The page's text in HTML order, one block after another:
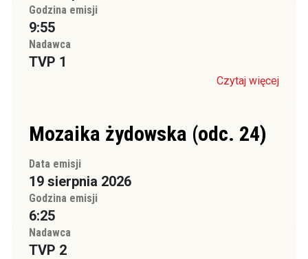
Godzina emisji
9:55
Nadawca
TVP 1
Czytaj więcej
Mozaika żydowska (odc. 24)
Data emisji
19 sierpnia 2026
Godzina emisji
6:25
Nadawca
TVP 2